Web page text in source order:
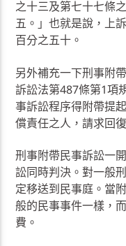
之十三及第七十七條
五。」也就是說，上
百分之五十。
另外補充一下刑事附
訴訟法第487條第1項
事訴訟程序得附帶提
償責任之人，請求回
刑事附帶民事訴訟一
訟同時判決。對一般
定移送到民事庭。當
般的民事事件一樣，
費。